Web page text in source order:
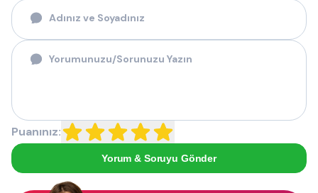
Puanınız:
Yorum & Soruyu Gönder